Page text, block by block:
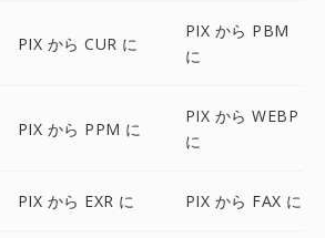
PIX から CUR に
PIX から PBM
に
PIX から PPM に
PIX から WEBP
に
PIX から EXR に PIX から FAX に